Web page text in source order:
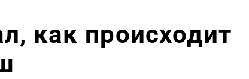
как происходит